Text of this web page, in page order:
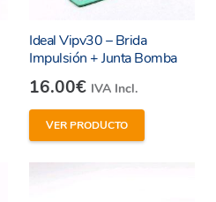
Ideal Vipv30 – Brida
Impulsión + Junta Bomba
16.00€ IVA Incl.
VER PRODUCTO